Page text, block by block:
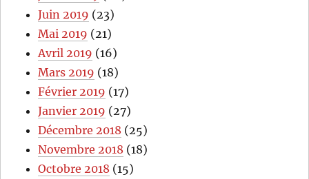
Juin 2019 (23)
Mai 2019 (21)
Avril 2019 (16)
Mars 2019 (18)
Février 2019 (17)
Janvier 2019 (27)
Décembre 2018 (25)
Novembre 2018 (18)
Octobre 2018 (15)